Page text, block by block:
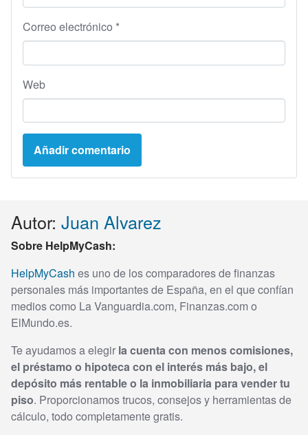
Correo electrónico *
Web
Autor: Juan Alvarez
Sobre HelpMyCash:
HelpMyCash es uno de los comparadores de finanzas
personales más importantes de España, en el que confían
medios como La Vanguardia.com, Finanzas.com o
ElMundo.es.
Te ayudamos a elegir la cuenta con menos comisiones,
el préstamo o hipoteca con el interés más bajo, el
depósito más rentable o la inmobiliaria para vender tu
piso. Proporcionamos trucos, consejos y herramientas de
cálculo, todo completamente gratis.